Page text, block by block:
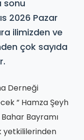
sonu
2026 Pazar
ilimizden ve
çok sayıda
Derneği
” Hamza Şeyh
Bayramı
yetkililerinden